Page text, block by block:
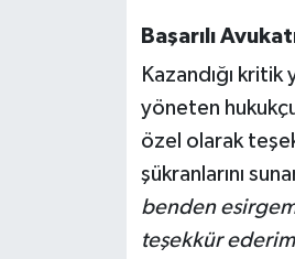
Başarılı
Kazandığı
yöneten
özel olarak
şükranlarını
benden
teşekkür